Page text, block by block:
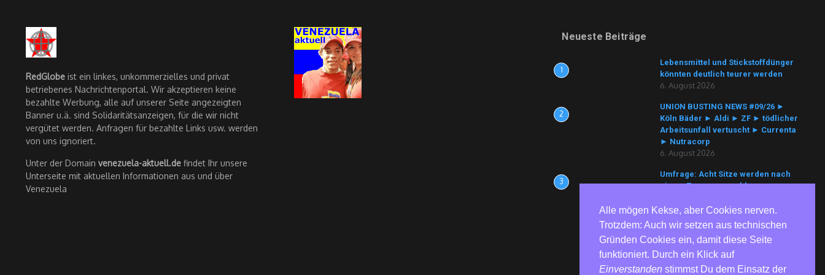
RedGlobe ist ein linkes, unkommerzielles und privat
betriebenes Nachrichtenportal. Wir akzeptieren keine
bezahlte Werbung, alle auf unserer Seite angezeigten
Banner u.ä. sind Solidaritätsanzeigen, für die wir nicht
vergütet werden. Anfragen für bezahlte Links usw. werden
von uns ignoriert.
Unter der Domain venezuela-aktuell.de findet Ihr unsere
Unterseite mit aktuellen Informationen aus und über
Venezuela
Neueste Beiträge
1
Lebensmittel und Stickstoffdünger
könnten deutlich teurer werden
6. August 2026
2
UNION BUSTING NEWS #09/26 ►
Köln Bäder ► Aldi ► ZF ► tödlicher
Arbeitsunfall vertuscht ► Currenta
► Nutracorp
6. August 2026
3
Umfrage: Acht Sitze werden nach
einem Zusammenschluss von
6. August 2026
Alle mögen Kekse, aber Cookies nerven.
Trotzdem: Auch wir setzen aus technischen
Gründen Cookies ein, damit diese Seite
funktioniert. Durch ein Klick auf
Einverstanden stimmst Du dem Einsatz der